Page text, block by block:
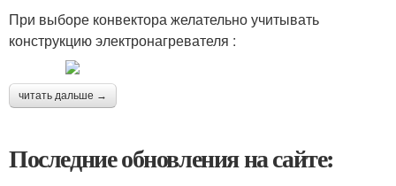
При выборе конвектора желательно учитывать
конструкцию электронагревателя :
читать дальше →
Последние обновления на сайте: